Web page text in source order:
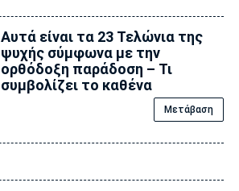
Αυτά είναι τα 23 Τελώνια της
ψυχής σύμφωνα με την
ορθόδοξη παράδοση – Τι
συμβολίζει το καθένα
Μετάβαση